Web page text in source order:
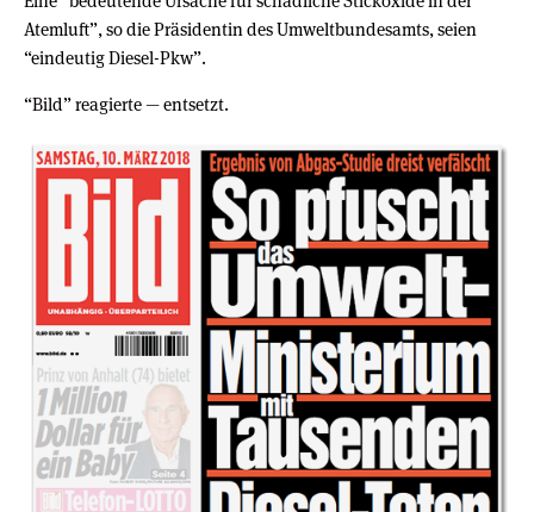
Atemluft”, so die Präsidentin des Umweltbundesamts, seien
“eindeutig Diesel-Pkw”.
“Bild” reagierte — entsetzt.